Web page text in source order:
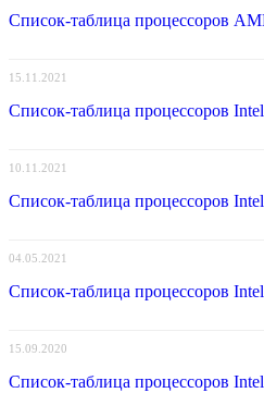
Список-таблица процессоров
15.11.2021
Список-таблица процессоров
10.11.2021
Список-таблица процессоров
04.05.2021
Список-таблица процессоров
15.09.2020
Список-таблица процессоров